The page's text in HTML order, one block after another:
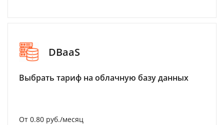
DBaaS
Выбрать тариф на облачную базу данных
От 0.80 руб./месяц